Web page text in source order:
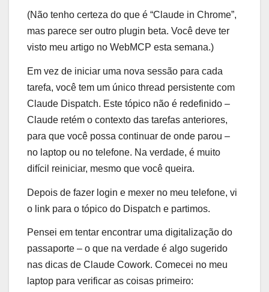
(Não tenho certeza do que é “Claude in Chrome”,
mas parece ser outro plugin beta. Você deve ter
visto meu artigo no WebMCP esta semana.)
Em vez de iniciar uma nova sessão para cada
tarefa, você tem um único thread persistente com
Claude Dispatch. Este tópico não é redefinido –
Claude retém o contexto das tarefas anteriores,
para que você possa continuar de onde parou –
no laptop ou no telefone. Na verdade, é muito
difícil reiniciar, mesmo que você queira.
Depois de fazer login e mexer no meu telefone, vi
o link para o tópico do Dispatch e partimos.
Pensei em tentar encontrar uma digitalização do
passaporte – o que na verdade é algo sugerido
nas dicas de Claude Cowork. Comecei no meu
laptop para verificar as coisas primeiro: